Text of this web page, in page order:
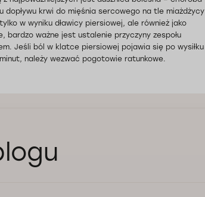
krwi do mięśnia sercowego na tle miażdżycy
w wyniku dławicy piersiowej, ale również jako
ważne jest ustalenie przyczyny zespołu
Jeśli ból w klatce piersiowej pojawia się po wysiłku
należy wezwać pogotowie ratunkowe.